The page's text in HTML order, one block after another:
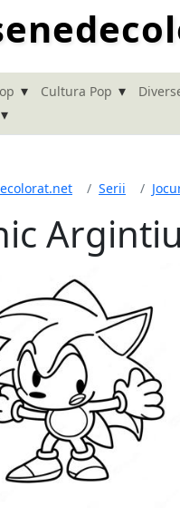
▾ Cultura Pop ▾
▾
Serii